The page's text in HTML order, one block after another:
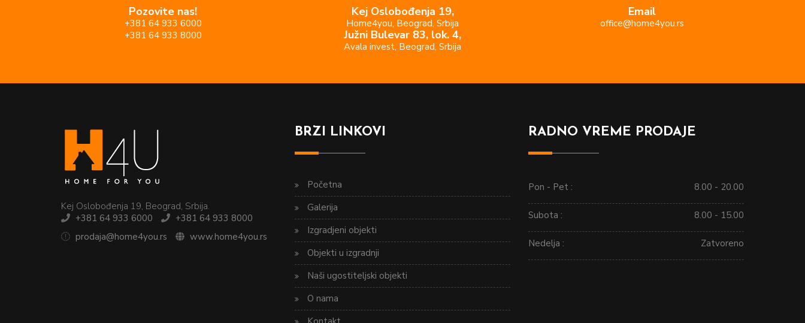
Pozovite nas!
+381 64 933 6000
+381 64 933 8000
Kej Oslobođenja 19,
Home4you, Beograd, Srbija
Južni Bulevar 83, lok. 4,
Avala invest, Beograd, Srbija
Email
office@home4you.rs
Kej Oslobođenja 19, Beograd, Srbija.
+381 64 933 6000
+381 64 933 8000
prodaja@home4you.rs
www.home4you.rs
BRZI LINKOVI
Početna
Galerija
Izgradjeni objekti
Objekti u izgradnji
Naši ugostiteljski objekti
O nama
RADNO VREME PRODAJE
Pon - Pet : 8.00 - 20.00
Subota : 8.00 - 15.00
Nedelja : Zatvoreno